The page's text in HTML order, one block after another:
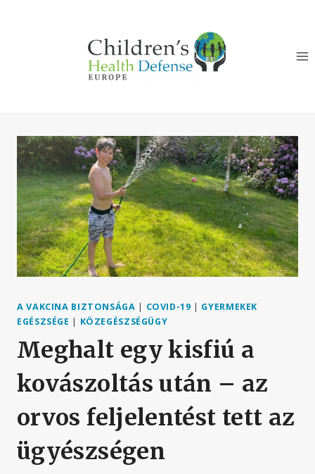
A VAKCINA BIZTONSÁGA | COVID-19 | GYERMEKEK
EGÉSZSÉGE | KÖZEGÉSZSÉGÜGY
Meghalt egy kisfiú a
kovászoltás után – az
orvos feljelentést tett az
ügyészségen